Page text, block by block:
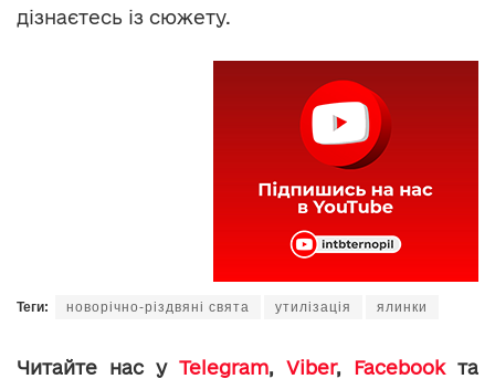
дізнаєтесь із сюжету.
Теги: новорічно-різдвяні свята утилізація ялинки
Читайте нас у Telegram, Viber, Facebookта